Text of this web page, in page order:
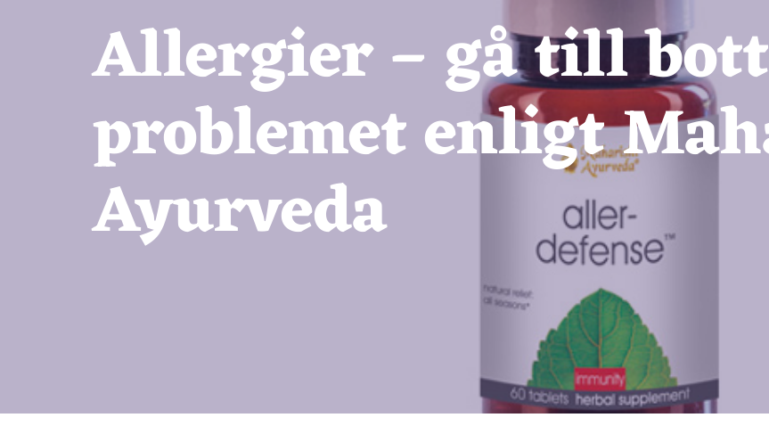
Allergier – gå till
problemet enligt
Ayurveda